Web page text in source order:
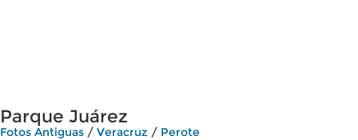
Parque Juárez
Fotos Antiguas / Veracruz / Perote